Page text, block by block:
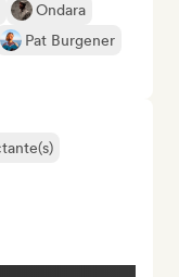
Ondara
Pat Burgener